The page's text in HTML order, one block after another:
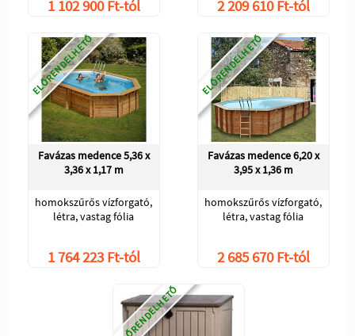
1 102 900 Ft-tól 2 209 610 Ft-tól
ELŐRENDELHETŐ
Favázas medence 5,36 x
3,36 x 1,17 m
homokszűrős vízforgató,
létra, vastag fólia
1 764 223 Ft-tól
ELŐRENDELHETŐ
Favázas medence 6,20 x
3,95 x 1,36 m
homokszűrős vízforgató,
létra, vastag fólia
2 685 670 Ft-tól
ELŐRENDELHETŐ